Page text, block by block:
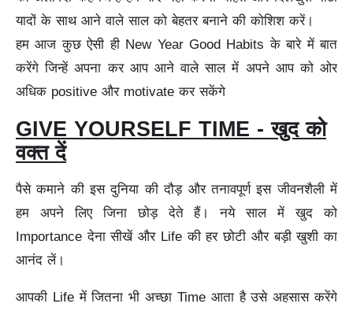
यादों के साथ आने वाले साल को बेहतर बनाने की कोशिश करें।
हम आज कुछ ऐसी ही New Year Good Habits के बारे में बात
करेंगे जिन्हें अपना कर आप आने वाले साल में अपने आप को ओर
अधिक positive और motivate कर सकेंगे
GIVE YOURSELF TIME - खुद को
वक्त दें
पैसे कमाने की इस दुनिया की दौड़ और तनावपूर्ण इस जीवनशैली में
हम अपने लिए जिना छोड़ देते हैं। नये साल में खुद को
Importance देना सीखें और Life की हर छोटी और बड़ी खुशी का
आनंद लें।
आपकी Life में जितना भी अच्छा Time आता है उसे अहसास करेंगे